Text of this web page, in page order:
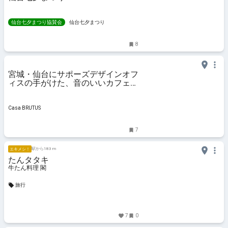
仙台七夕まつり協賛会 仙台七夕まつり
8
宮城・仙台にサポーズデザインオフ
ィスの手がけた、音のいいカフェが
Casa BRUTUS
7
エキメシ！ 駅から183 m
たんタタキ
牛たん料理 閣
旅行
7 0